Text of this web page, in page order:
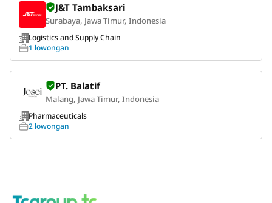
J&T Tambaksari
Surabaya, Jawa Timur, Indonesia
Logistics and Supply Chain
1 lowongan
PT. Balatif
Malang, Jawa Timur, Indonesia
Pharmaceuticals
2 lowongan